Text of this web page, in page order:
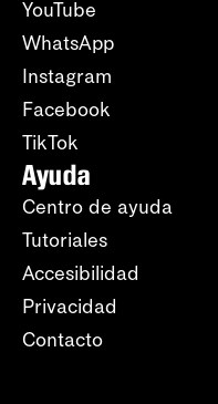
YouTube
WhatsApp
Instagram
Facebook
TikTok
Ayuda
Centro de ayuda
Tutoriales
Accesibilidad
Privacidad
Contacto